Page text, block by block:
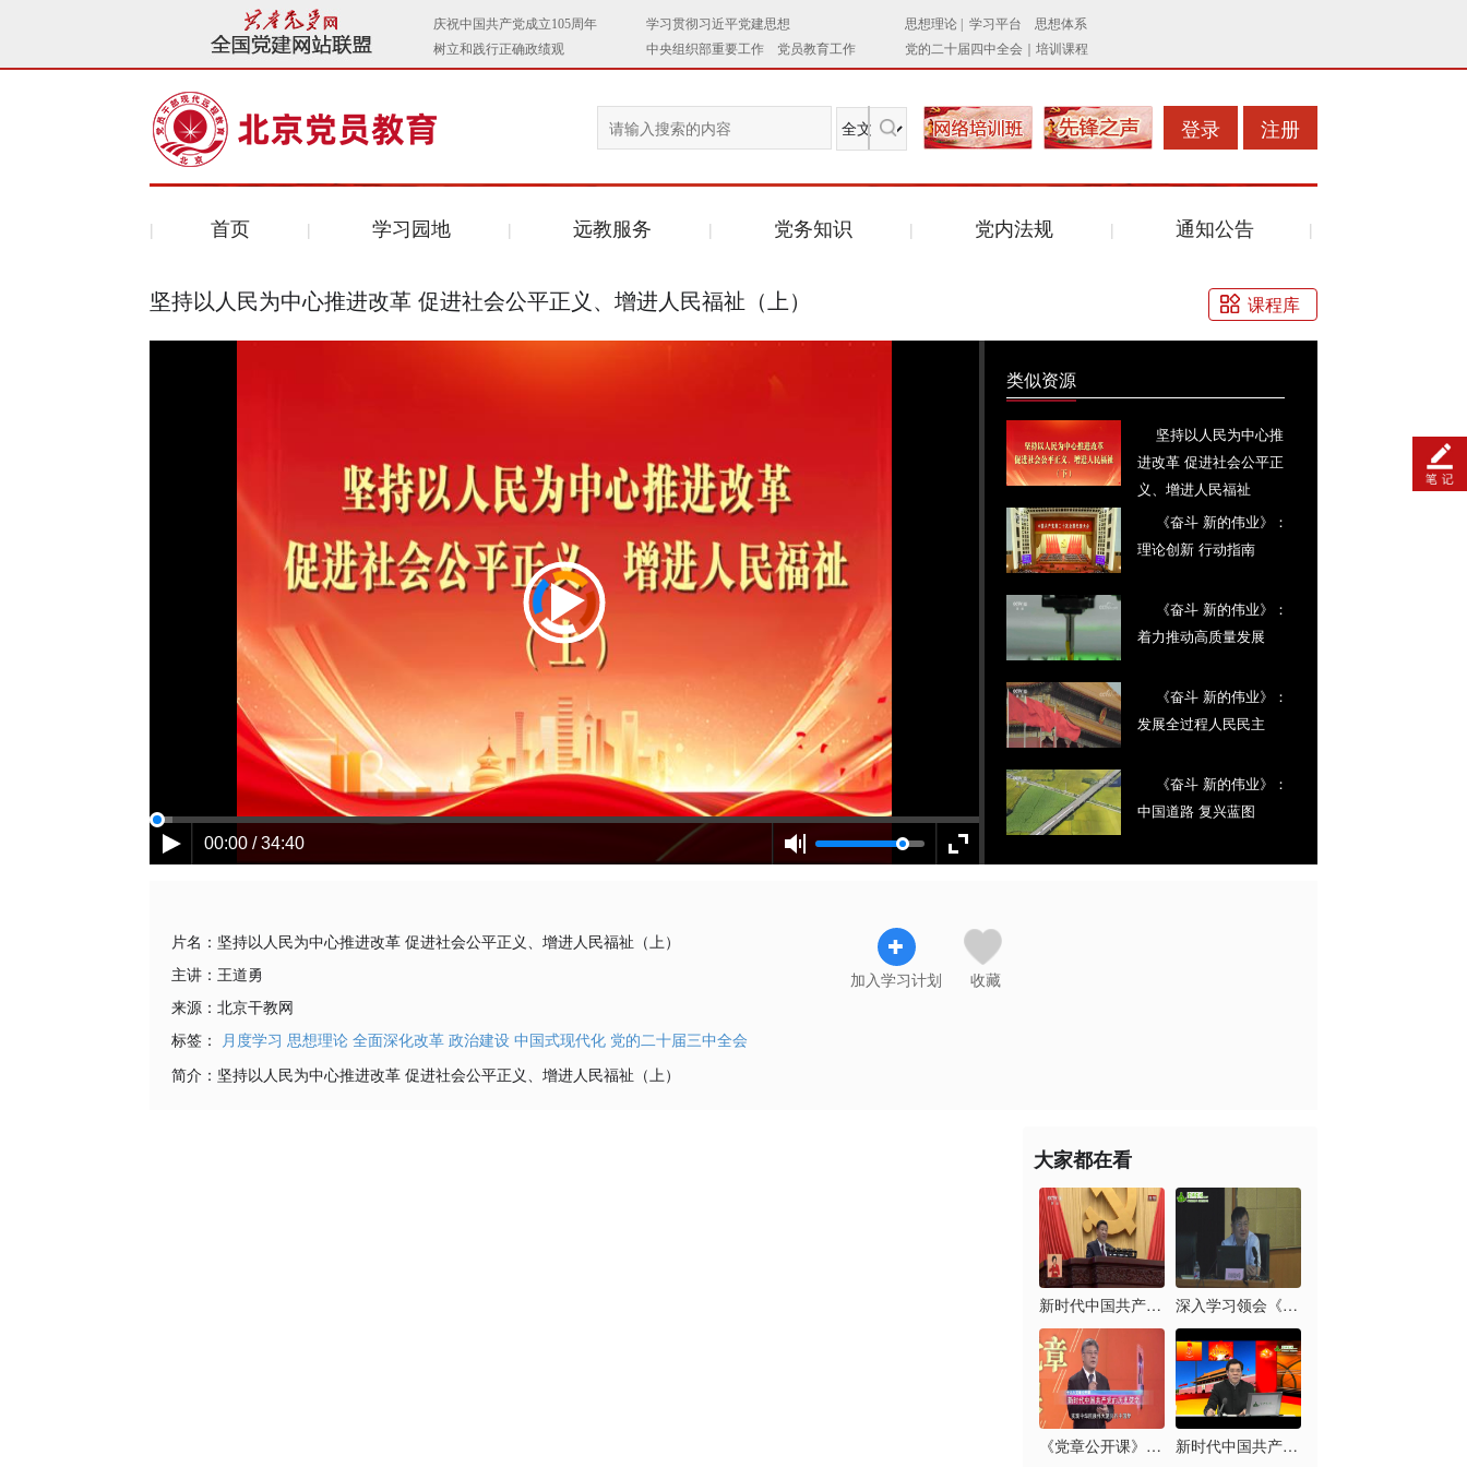
登录 注册
首页 学习园地 远教服务 党务知识 党内法规 通知公告
课程库
坚持以人民为中心推进改革 促进社会公平正义、增进人民福祉（上）
00:00 / 34:40
类似资源
坚持以人民为中心推
进改革 促进社会公平正
义、增进人民福祉
（下）《奋斗 新的伟业》：
理论创新 行动指南
《奋斗 新的伟业》：
着力推动高质量发展
《奋斗 新的伟业》：
发展全过程人民民主
《奋斗 新的伟业》：
中国道路 复兴蓝图
片名： 坚持以人民为中心推进改革 促进社会公平正义、增进人民福祉（上）
主讲： 王道勇
来源： 北京干教网
标签： 月度学习 思想理论 全面深化改革 政治建设 中国式现代化 党的二十届三中全会
加入学习计划 收藏
简介： 坚持以人民为中心推进改革 促进社会公平正义、增进人民福祉（上）
大家都在看
新时代中国共产党的历... 深入学习领会《习近平...
《党章公开课》第六讲... 新时代中国共产党的历...